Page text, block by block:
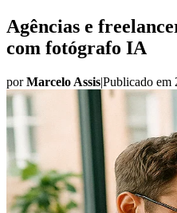
Agências e
com fotógrafo IA
porMarcelo Assis|Publicado em